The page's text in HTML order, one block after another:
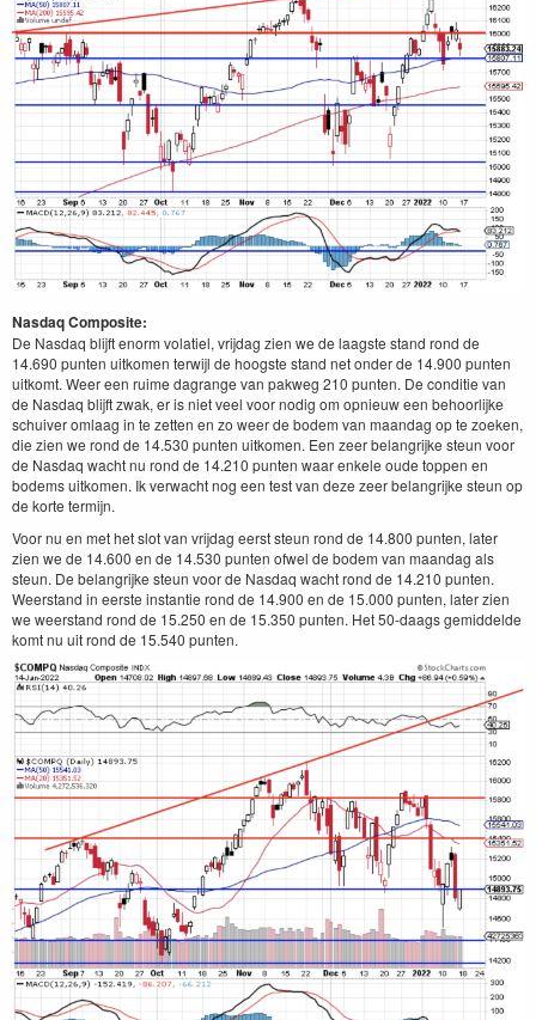
Nasdaq Composite:
De Nasdaq blijft enorm volatiel, vrijdag zien we de laagste stand rond de
14.690 punten uitkomen terwijl de hoogste stand net onder de 14.900 punten
uitkomt. Weer een ruime dagrange van pakweg 210 punten. De conditie van
de Nasdaq blijft zwak, er is niet veel voor nodig om opnieuw een behoorlijke
schuiver omlaag in te zetten en zo weer de bodem van maandag op te zoeken,
die zien we rond de 14.530 punten uitkomen. Een zeer belangrijke steun voor
de Nasdaq wacht nu rond de 14.210 punten waar enkele oude toppen en
bodems uitkomen. Ik verwacht nog een test van deze zeer belangrijke steun op
de korte termijn.
Voor nu en met het slot van vrijdag eerst steun rond de 14.800 punten, later
zien we de 14.600 en de 14.530 punten ofwel de bodem van maandag als
steun. De belangrijke steun voor de Nasdaq wacht rond de 14.210 punten.
Weerstand in eerste instantie rond de 14.900 en de 15.000 punten, later zien
we weerstand rond de 15.250 en de 15.350 punten. Het 50-daags gemiddelde
komt nu uit rond de 15.540 punten.